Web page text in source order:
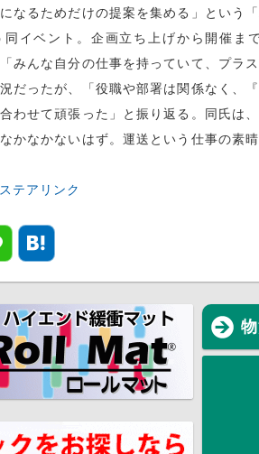
なるためだけの提案を集める」という
イベント。企画立ち上げから開催ま
みんな自分の仕事を持っていて、プラ
だったが、「役職や部署は関係なく、
わせて頑張った」と振り返る。同氏は
かなかないはず。運送という仕事の素
ステアリンク